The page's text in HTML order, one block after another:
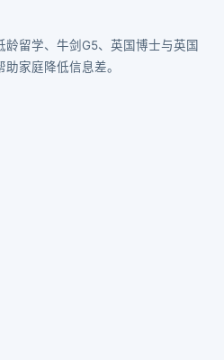
留学、牛剑G5、英国博士与英国
家庭降低信息差。